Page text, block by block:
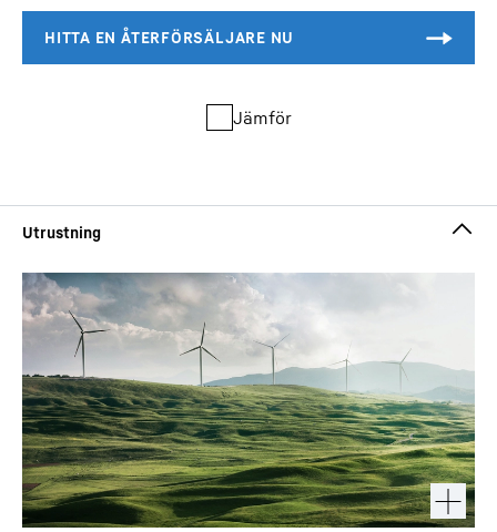
Jämför